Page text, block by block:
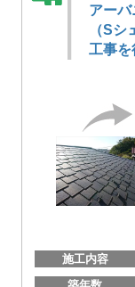
アーバ
（S
工事を
施工内容